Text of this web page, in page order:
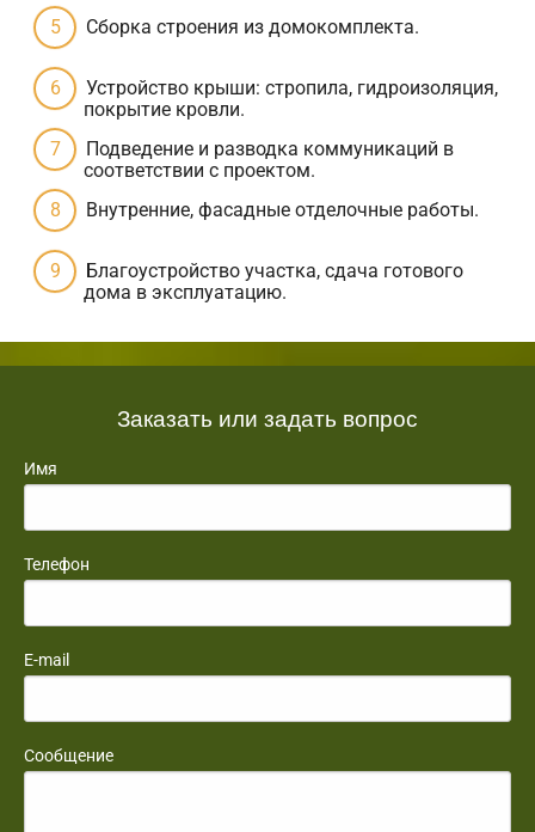
Сборка строения из домокомплекта.
Устройство крыши: стропила, гидроизоляция,
покрытие кровли.
Подведение и разводка коммуникаций в
соответствии с проектом.
Внутренние, фасадные отделочные работы.
Благоустройство участка, сдача готового
дома в эксплуатацию.
Заказать или задать вопрос
Имя
Телефон
E-mail
Сообщение